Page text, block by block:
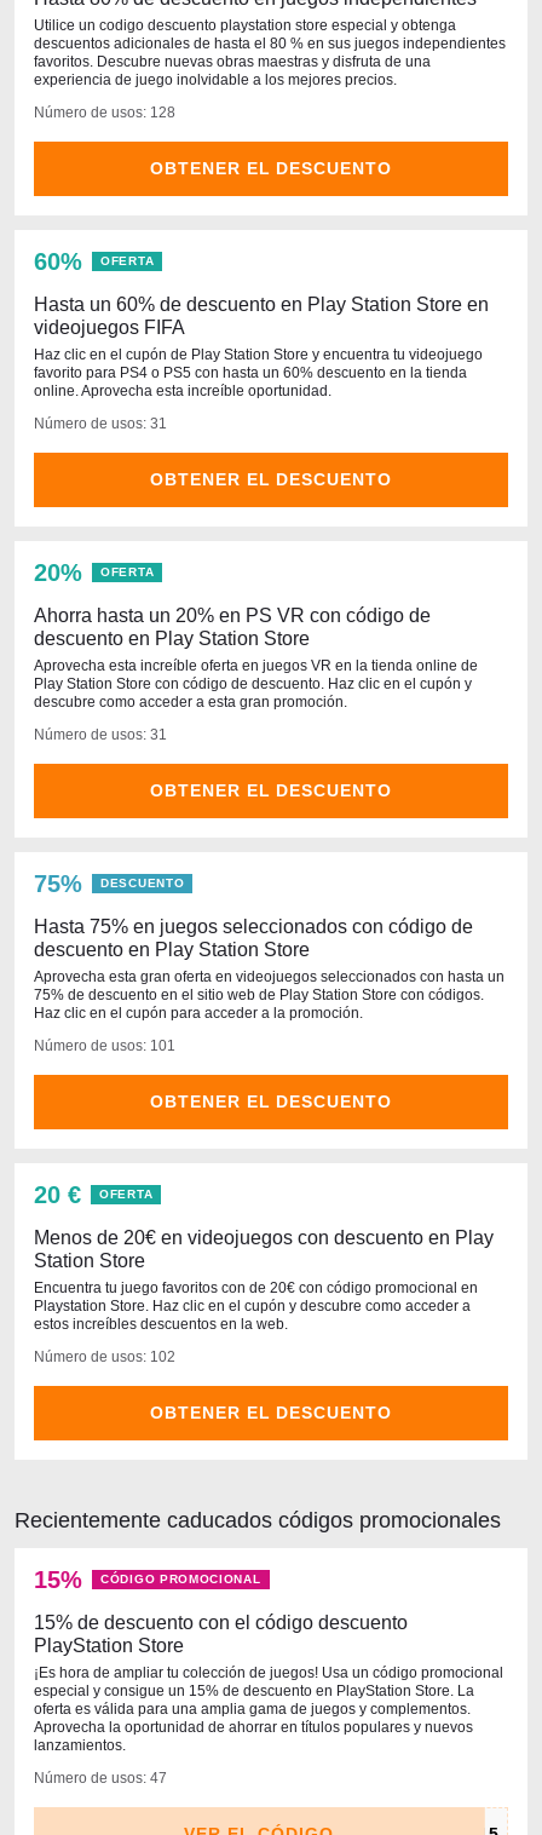
Utilice un codigo descuento playstation store especial y obtenga
descuentos adicionales de hasta el 80 % en sus juegos independientes
favoritos. Descubre nuevas obras maestras y disfruta de una
experiencia de juego inolvidable a los mejores precios.
Número de usos: 128
OBTENER EL DESCUENTO
60% OFERTA
Hasta un 60% de descuento en Play Station Store en
videojuegos FIFA
Haz clic en el cupón de Play Station Store y encuentra tu videojuego
favorito para PS4 o PS5 con hasta un 60% descuento en la tienda
online. Aprovecha esta increíble oportunidad.
Número de usos: 31
OBTENER EL DESCUENTO
20% OFERTA
Ahorra hasta un 20% en PS VR con código de
descuento en Play Station Store
Aprovecha esta increíble oferta en juegos VR en la tienda online de
Play Station Store con código de descuento. Haz clic en el cupón y
descubre como acceder a esta gran promoción.
Número de usos: 31
OBTENER EL DESCUENTO
75% DESCUENTO
Hasta 75% en juegos seleccionados con código de
descuento en Play Station Store
Aprovecha esta gran oferta en videojuegos seleccionados con hasta un
75% de descuento en el sitio web de Play Station Store con códigos.
Haz clic en el cupón para acceder a la promoción.
Número de usos: 101
OBTENER EL DESCUENTO
20 € OFERTA
Menos de 20€ en videojuegos con descuento en Play
Station Store
Encuentra tu juego favoritos con de 20€ con código promocional en
Playstation Store. Haz clic en el cupón y descubre como acceder a
estos increíbles descuentos en la web.
Número de usos: 102
OBTENER EL DESCUENTO
Recientemente caducados códigos promocionales
15% CÓDIGO PROMOCIONAL
15% de descuento con el código descuento
PlayStation Store
¡Es hora de ampliar tu colección de juegos! Usa un código promocional
especial y consigue un 15% de descuento en PlayStation Store. La
oferta es válida para una amplia gama de juegos y complementos.
Aprovecha la oportunidad de ahorrar en títulos populares y nuevos
lanzamientos.
Número de usos: 47